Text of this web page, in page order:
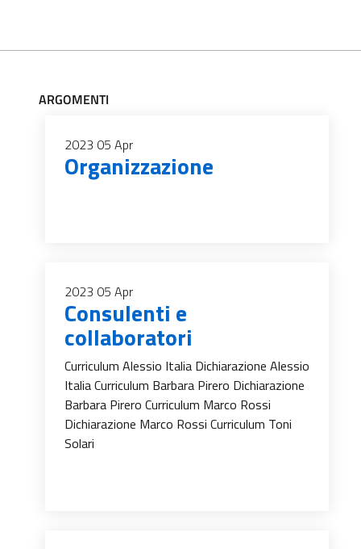
ARGOMENTI
2023 05 Apr
Organizzazione
2023 05 Apr
Consulenti e
collaboratori
Curriculum Alessio Italia Dichiarazione Alessio
Italia Curriculum Barbara Pirero Dichiarazione
Barbara Pirero Curriculum Marco Rossi
Dichiarazione Marco Rossi Curriculum Toni
Solari